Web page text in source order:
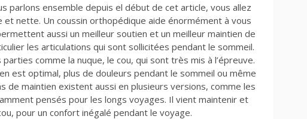
parlons ensemble depuis el début de cet article, vous allez
et nette. Un coussin orthopédique aide énormément à vous
aussi un meilleur soutien et un meilleur maintien de
les articulations qui sont sollicitées pendant le sommeil.
comme la nuque, le cou, qui sont très mis à l’épreuve.
est optimal, plus de douleurs pendant le sommeil ou même
de maintien existent aussi en plusieurs versions, comme les
pensés pour les longs voyages. Il vient maintenir et
pour un confort inégalé pendant le voyage.